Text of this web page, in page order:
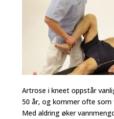
Artrose i kneet oppstår
50 år, og kommer ofte som
Med aldring øker